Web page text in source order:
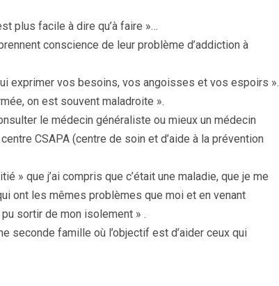
plus facile à dire qu’à faire »…
conscience de leur problème d’addiction à
exprimer vos besoins, vos angoisses et vos espoirs ».
on est souvent maladroite ».
le médecin généraliste ou mieux un médecin
CSAPA (centre de soin et d’aide à la prévention
» que j’ai compris que c’était une maladie, que je me
ont les mêmes problèmes que moi et en venant
sortir de mon isolement » .
seconde famille où l’objectif est d’aider ceux qui